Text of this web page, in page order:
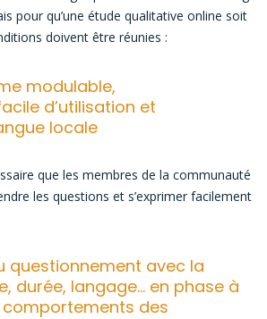
pour qu’une étude qualitative online soit
doivent être réunies :
modulable,
d’utilisation et
locale
que les membres de la communauté
les questions et s’exprimer facilement
questionnement avec la
durée, langage… en phase à
des